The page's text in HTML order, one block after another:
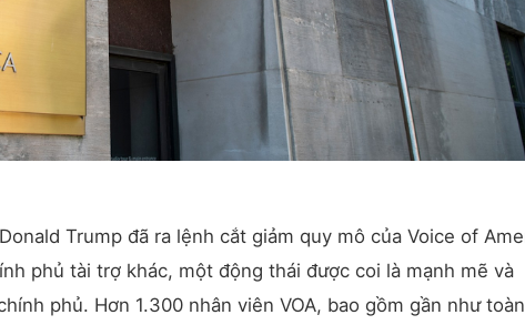
Trump đã ra lệnh cắt giảm quy mô của Voice of
phủ tài trợ khác, một động thái được coi là mạnh mẽ và
phủ. Hơn 1.300 nhân viên VOA, bao gồm gần như